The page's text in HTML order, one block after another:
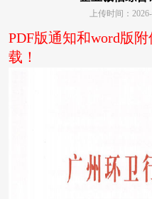
上传时间：
PDF版通知和word版
载！